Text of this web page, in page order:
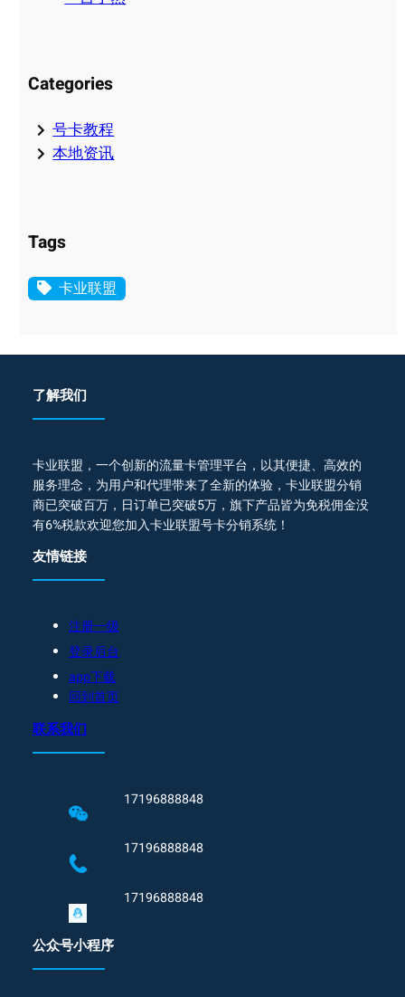
Categories
号卡教程
本地资讯
Tags
卡业联盟
了解我们
卡业联盟，一个创新的流量卡管理平台，以其便捷、高效的
服务理念，为用户和代理带来了全新的体验，卡业联盟分销
商已突破百万，日订单已突破5万，旗下产品皆为免税佣金没
有6%税款欢迎您加入卡业联盟号卡分销系统！
友情链接
注册一级
登录后台
app下载
回到首页
联系我们
17196888848
17196888848
17196888848
公众号小程序